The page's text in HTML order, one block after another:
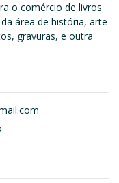
o comércio de livros
área de história, arte
gravuras, e outra